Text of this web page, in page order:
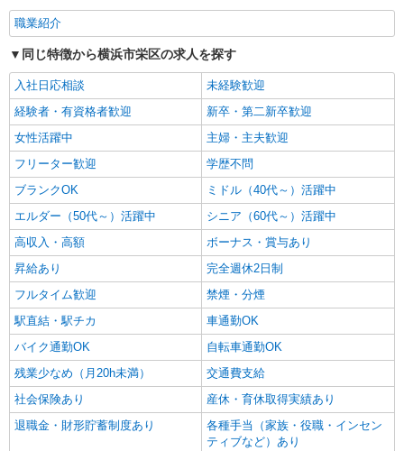
職業紹介
株式会社kotrio /●YK-S-2097848
【正社員】月給240,000〜400,000円 ・基本
給：200,000円〜220,000円 ・資格手当：10,000〜
30,000円 ・役職手当：10,000〜70,000円 ・処遇改
善手当：20,000〜60,000円（勤続年数、保有資格
により変動） ・固定残業手当：20,000円（10時
間） ※固定残業時間を超過する場合には超過勤務
手当として別途支給 ・夜勤手当：10,000円/1回
（上記給与とは別に支給） 下記資格をお持ちの方
歓迎 ・認知症介護基礎研修 ・初任者研修 ・実務
者研修 ・介護福祉士 など
神奈川県横浜市栄区
詳細を見る
職業紹介
同じ特徴から横浜市栄区の求人を探す
入社日応相談
未経験歓迎
経験者・有資格者歓迎
新卒・第二新卒歓迎
女性活躍中
主婦・主夫歓迎
フリーター歓迎
学歴不問
ブランクOK
ミドル（40代～）活躍中
エルダー（50代～）活躍中
シニア（60代～）活躍中
高収入・高額
ボーナス・賞与あり
昇給あり
完全週休2日制
フルタイム歓迎
禁煙・分煙
駅直結・駅チカ
車通勤OK
バイク通勤OK
自転車通勤OK
残業少なめ（月20h未満）
交通費支給
社会保険あり
産休・育休取得実績あり
退職金・財形貯蓄制度あり
各種手当（家族・役職・インセン
ティブなど）あり